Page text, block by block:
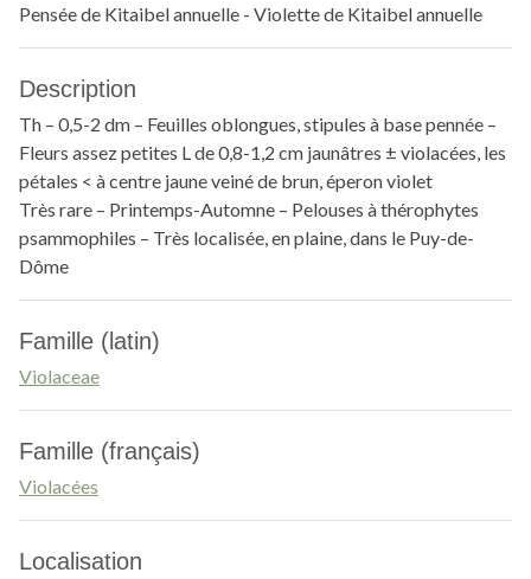
Pensée de Kitaibel annuelle - Violette de Kitaibel annuelle
Description
Th – 0,5-2 dm – Feuilles oblongues, stipules à base pennée –
Fleurs assez petites L de 0,8-1,2 cm jaunâtres ± violacées, les
pétales < à centre jaune veiné de brun, éperon violet
Très rare – Printemps-Automne – Pelouses à thérophytes
psammophiles – Très localisée, en plaine, dans le Puy-de-
Dôme
Famille (latin)
Violaceae
Famille (français)
Violacées
Localisation